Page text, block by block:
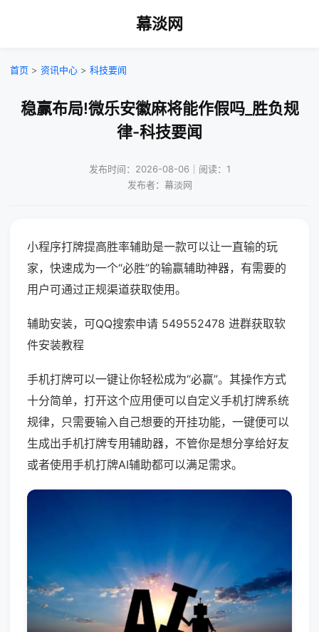
幕淡网
首页 > 资讯中心 > 科技要闻
稳赢布局!微乐安徽麻将能作假吗_胜负规
律-科技要闻
发布时间：2026-08-06｜阅读：1
发布者：幕淡网
小程序打牌提高胜率辅助是一款可以让一直输的玩
家，快速成为一个“必胜”的输赢辅助神器，有需要的
用户可通过正规渠道获取使用。
辅助安装，可QQ搜索申请 549552478 进群获取软
件安装教程
手机打牌可以一键让你轻松成为“必赢”。其操作方式
十分简单，打开这个应用便可以自定义手机打牌系统
规律，只需要输入自己想要的开挂功能，一键便可以
生成出手机打牌专用辅助器，不管你是想分享给好友
或者使用手机打牌AI辅助都可以满足需求。